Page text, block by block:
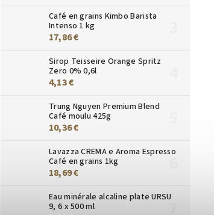
Café en grains Kimbo Barista
Intenso 1 kg
17,86 €
Sirop Teisseire Orange Spritz
Zero 0% 0,6l
4,13 €
Trung Nguyen Premium Blend
Café moulu 425g
10,36 €
Lavazza CREMA e Aroma Espresso
Café en grains 1kg
18,69 €
Eau minérale alcaline plate URSU
9, 6 x 500 ml